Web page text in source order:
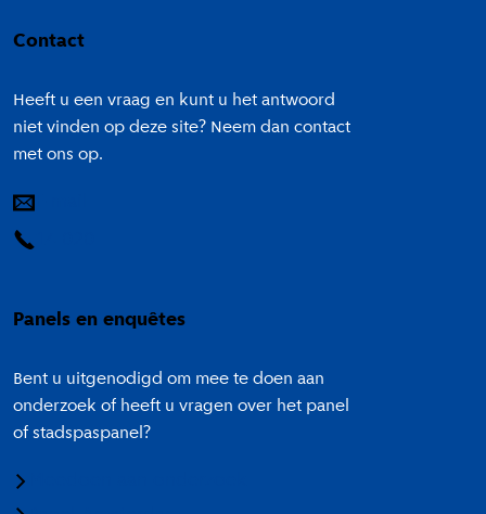
Contact
Heeft u een vraag en kunt u het antwoord
niet vinden op deze site? Neem dan contact
met ons op.
Panels en enquêtes
Bent u uitgenodigd om mee te doen aan
onderzoek of heeft u vragen over het panel
of stadspaspanel?